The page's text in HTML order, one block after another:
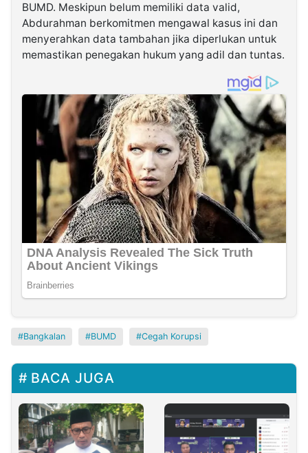
BUMD. Meskipun belum memiliki data valid,
Abdurahman berkomitmen mengawal kasus ini dan
menyerahkan data tambahan jika diperlukan untuk
memastikan penegakan hukum yang adil dan tuntas.
Bangkalan BUMD Cegah Korupsi
BACA JUGA